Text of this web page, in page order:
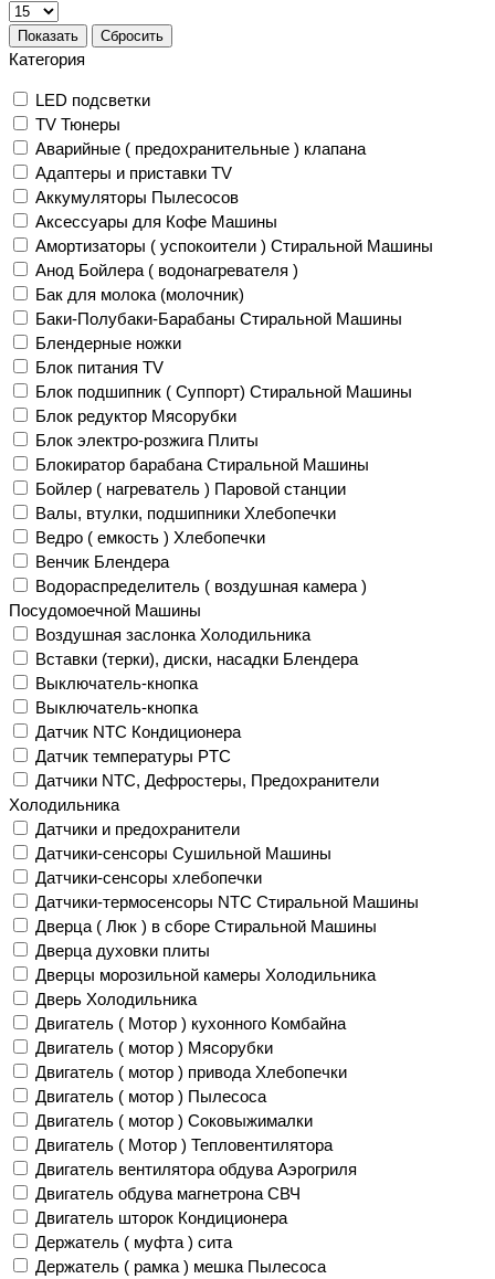
Показать Сбросить
Категория
LED подсветки
TV Тюнеры
Аварийные ( предохранительные ) клапана
Адаптеры и приставки TV
Аккумуляторы Пылесосов
Аксессуары для Кофе Машины
Амортизаторы ( успокоители ) Стиральной Машины
Анод Бойлера ( водонагревателя )
Бак для молока (молочник)
Баки-Полубаки-Барабаны Стиральной Машины
Блендерные ножки
Блок питания TV
Блок подшипник ( Суппорт) Стиральной Машины
Блок редуктор Мясорубки
Блок электро-розжига Плиты
Блокиратор барабана Стиральной Машины
Бойлер ( нагреватель ) Паровой станции
Валы, втулки, подшипники Хлебопечки
Ведро ( емкость ) Хлебопечки
Венчик Блендера
Водораспределитель ( воздушная камера )
Посудомоечной Машины
Воздушная заслонка Холодильника
Вставки (терки), диски, насадки Блендера
Выключатель-кнопка
Выключатель-кнопка
Датчик NTC Кондиционера
Датчик температуры PTC
Датчики NTC, Дефростеры, Предохранители
Холодильника
Датчики и предохранители
Датчики-сенсоры Сушильной Машины
Датчики-сенсоры хлебопечки
Датчики-термосенсоры NTC Стиральной Машины
Дверца ( Люк ) в сборе Стиральной Машины
Дверца духовки плиты
Дверцы морозильной камеры Холодильника
Дверь Холодильника
Двигатель ( Мотор ) кухонного Комбайна
Двигатель ( мотор ) Мясорубки
Двигатель ( мотор ) привода Хлебопечки
Двигатель ( мотор ) Пылесоса
Двигатель ( мотор ) Соковыжималки
Двигатель ( Мотор ) Тепловентилятора
Двигатель вентилятора обдува Аэрогриля
Двигатель обдува магнетрона СВЧ
Двигатель шторок Кондиционера
Держатель ( муфта ) сита
Держатель ( рамка ) мешка Пылесоса